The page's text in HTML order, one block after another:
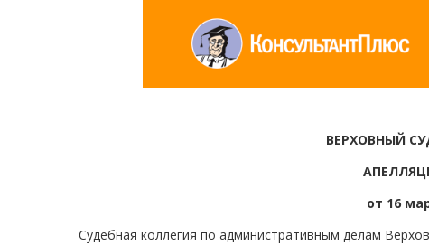
ВЕРХОВНЫЙ
от 16
Судебная коллегия по административным делам